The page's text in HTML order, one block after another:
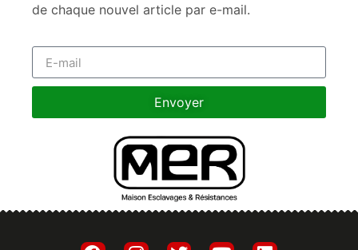
de chaque nouvel article par e-mail.
Envoyer